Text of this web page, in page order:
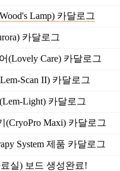
Lamp) 카달로그
카달로그
(Lovely Care) 카달로그
Scan II) 카달로그
Light) 카달로그
(CryoPro Maxi) 카달로그
System 제품 카달로그
료실) 보드 생성완료!